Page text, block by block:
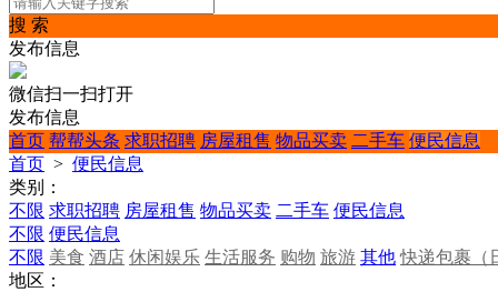
搜 索
发布信息
微信扫一扫打开
发布信息
首页 帮帮头条 求职招聘 房屋租售 物品买卖 二手车 便民信息
首页 > 便民信息
类别：
不限 求职招聘 房屋租售 物品买卖 二手车 便民信息
不限 便民信息
不限 美食 酒店 休闲娱乐 生活服务 购物 旅游 其他 快递包裹（
地区：